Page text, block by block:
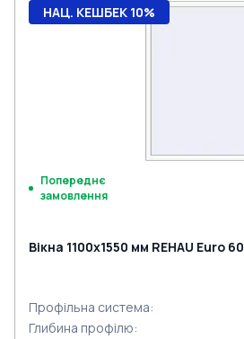
НАЦ. КЕШБЕК 10%
Попереднє
замовлення
Вікна 1100x1550 мм REHAU Euro 60
Профільна система:
Глибина профілю: